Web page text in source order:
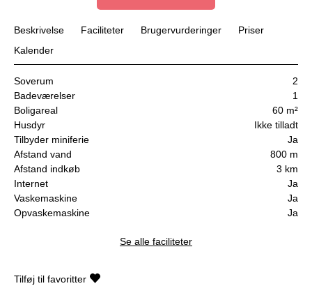
Beskrivelse Faciliteter Brugervurderinger
Priser
Kalender
Soverum
2
Badeværelser
1
Boligareal
60 m²
Husdyr
Ikke tilladt
Tilbyder miniferie
Ja
Afstand vand
800 m
Afstand indkøb
3 km
Internet
Ja
Vaskemaskine
Ja
Opvaskemaskine
Ja
Se alle faciliteter
Tilføj til favoritter